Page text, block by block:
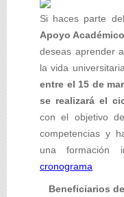
Si haces parte del
Apoyo
deseas aprender
la vida
entre el 15 de
se realizará el
con el objetivo
competencias y
una
cronograma
Beneficiarios